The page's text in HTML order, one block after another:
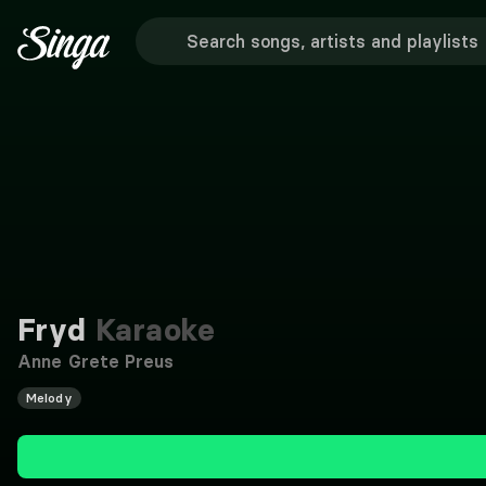
Fryd Karaoke
Anne Grete Preus
Melody